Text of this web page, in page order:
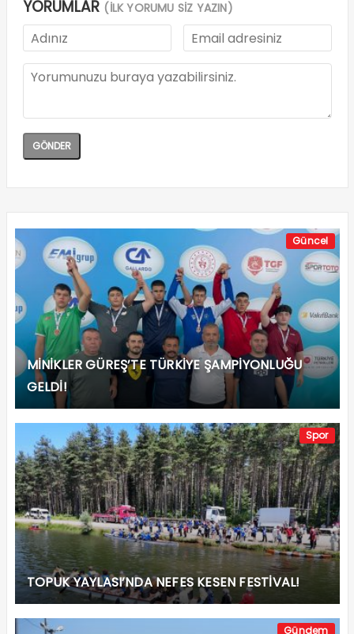
YORUMLAR (İLK YORUMU SİZ YAZIN)
Güncel
MİNİKLER GÜREŞ’TE TÜRKİYE ŞAMPİYONLUĞU
GELDİ!
Spor
TOPUK YAYLASI’NDA NEFES KESEN FESTİVAL!
Gündem